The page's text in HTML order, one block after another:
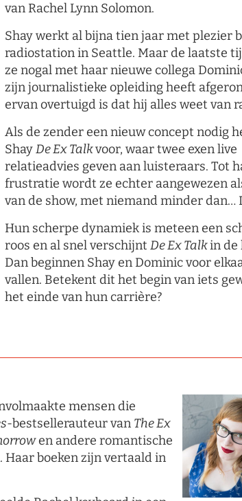
van Rachel Lynn Solomon.
Shay werkt al bijna tien jaar met plezier
radiostation in Seattle. Maar de laatste
ze nogal met haar nieuwe collega
zijn journalistieke opleiding heeft
ervan overtuigd is dat hij alles weet van
Als de zender een nieuw concept nodig
ShayDe Ex Talkvoor, waar twee exen live
relatieadvies geven aan luisteraars. Tot
frustratie wordt ze echter aangewezen
van de show, met niemand minder dan…
Hun scherpe dynamiek is meteen een
roos en al snel verschijnt De Ex Talkin de
Dan beginnen Shay en Dominic voor
vallen. Betekent dit het begin van iets
het einde van hun carrière?
mensen die
-bestsellerauteur van The Ex
en andere romantische
Haar boeken zijn vertaald in